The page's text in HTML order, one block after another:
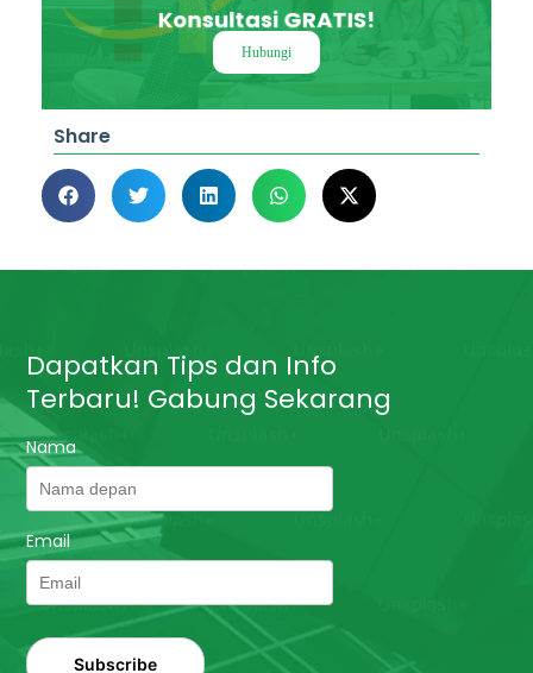
Konsultasi GRATIS!
Hubungi
Share
Dapatkan Tips dan Info
Terbaru! Gabung Sekarang
Nama
Email
Subscribe